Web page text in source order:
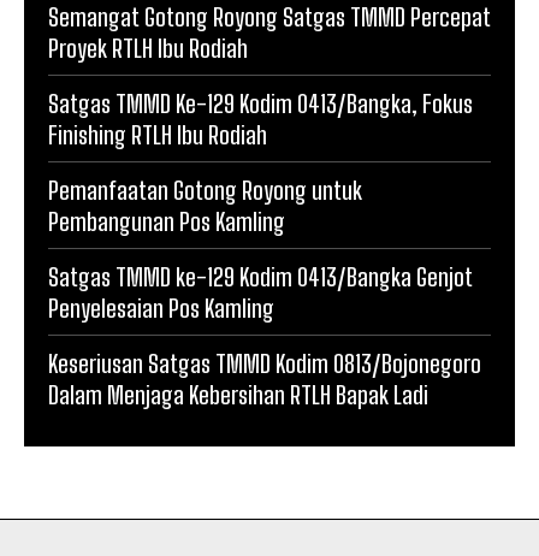
Semangat Gotong Royong Satgas TMMD Percepat
Proyek RTLH Ibu Rodiah
Satgas TMMD Ke-129 Kodim 0413/Bangka, Fokus
Finishing RTLH Ibu Rodiah
Pemanfaatan Gotong Royong untuk
Pembangunan Pos Kamling
Satgas TMMD ke-129 Kodim 0413/Bangka Genjot
Penyelesaian Pos Kamling
Keseriusan Satgas TMMD Kodim 0813/Bojonegoro
Dalam Menjaga Kebersihan RTLH Bapak Ladi